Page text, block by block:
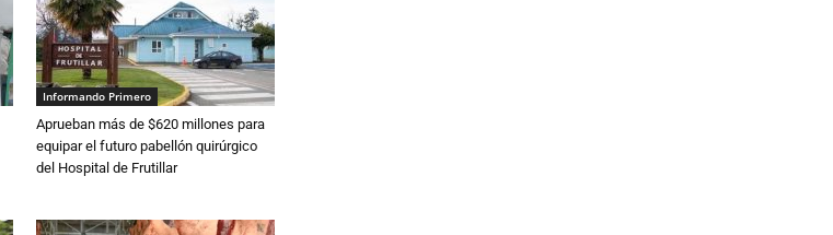
Informando Primero
Aprueban más de $620 millones para
equipar el futuro pabellón quirúrgico
del Hospital de Frutillar